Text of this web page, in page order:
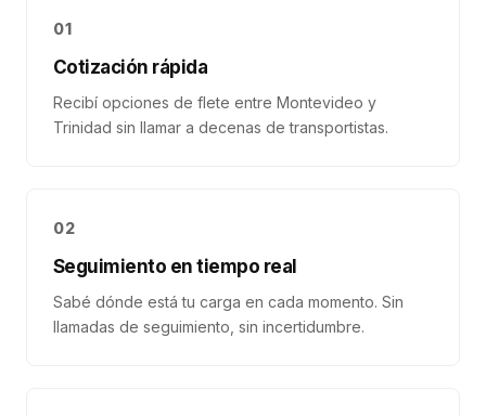
01
Cotización rápida
Recibí opciones de flete entre Montevideo y
Trinidad sin llamar a decenas de transportistas.
02
Seguimiento en tiempo real
Sabé dónde está tu carga en cada momento. Sin
llamadas de seguimiento, sin incertidumbre.